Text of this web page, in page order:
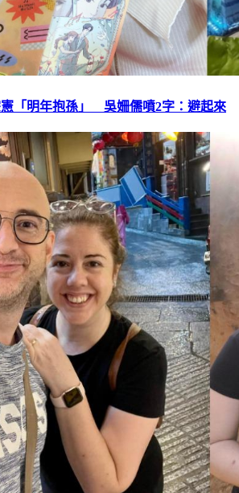
「明年抱孫」 吳姍儒噴2字：避起來